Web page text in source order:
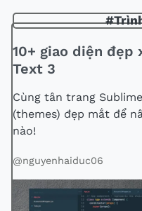
10+ giao diện đẹp
Text 3
Cùng tân trang
(themes) đẹp mắt để
nào!
@nguyenhaiduc06